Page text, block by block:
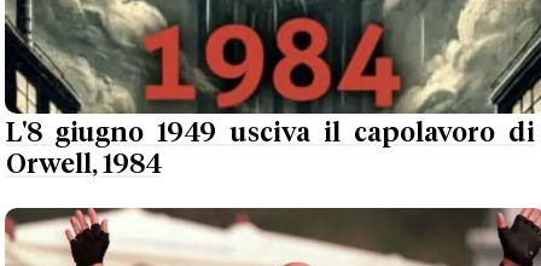
L'8 giugno 1949 usciva il capolavoro di
Orwell, 1984